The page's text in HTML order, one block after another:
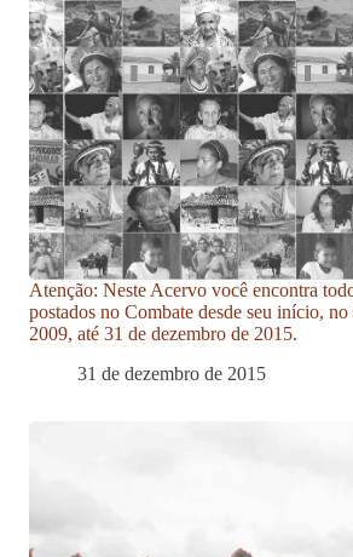
Atenção: Neste Acervo você encontra
postados no Combate desde seu início,
2009, até 31 de dezembro de 2015.
31 de dezembro de 2015